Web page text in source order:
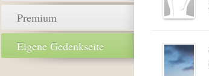
Premium
Eigene Gedenkseite